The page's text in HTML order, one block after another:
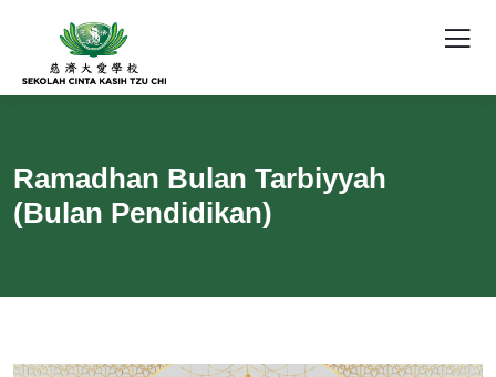
Ramadhan Bulan Tarbiyyah
(Bulan Pendidikan)